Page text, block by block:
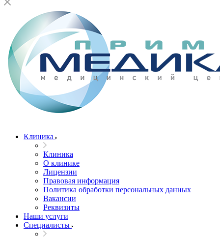
Клиника
Клиника
О клинике
Лицензии
Правовая информация
Политика обработки персональных данных
Вакансии
Реквизиты
Наши услуги
Специалисты